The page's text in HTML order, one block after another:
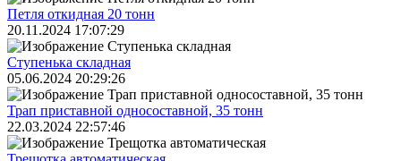
Петля откидная 20 тонн
20.11.2024 17:07:29
Ступенька складная
05.06.2024 20:29:26
Трап приставной односоставной, 35 тонн
22.03.2024 22:57:46